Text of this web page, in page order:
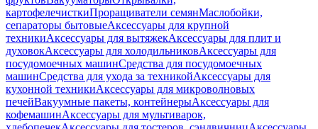
картофелечисткиПроращиватели семянМаслобойки,
сепараторы бытовыеАксессуары для крупной
техникиАксессуары для вытяжекАксессуары для плит и
духовокАксессуары для холодильниковАксессуары для
посудомоечных машинСредства для посудомоечных
машинСредства для ухода за техникойАксессуары для
кухонной техникиАксессуары для микроволновых
печейВакуумные пакеты, контейнерыАксессуары для
кофемашинАксессуары для мультиварок,